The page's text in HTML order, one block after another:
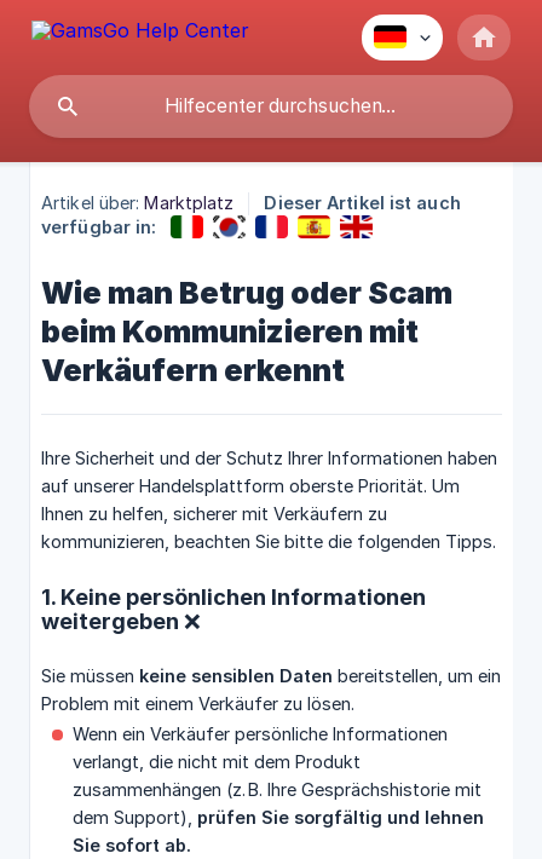
Artikel über: Marktplatz
Dieser Artikel ist auch
verfügbar in:
Wie man Betrug oder Scam
beim Kommunizieren mit
Verkäufern erkennt
Ihre Sicherheit und der Schutz Ihrer Informationen haben
auf unserer Handelsplattform oberste Priorität. Um
Ihnen zu helfen, sicherer mit Verkäufern zu
kommunizieren, beachten Sie bitte die folgenden Tipps.
1. Keine persönlichen Informationen
weitergeben ❌
Sie müssen keine sensiblen Daten bereitstellen, um ein
Problem mit einem Verkäufer zu lösen.
Wenn ein Verkäufer persönliche Informationen
verlangt, die nicht mit dem Produkt
zusammenhängen (z. B. Ihre Gesprächshistorie mit
dem Support), prüfen Sie sorgfältig und lehnen
Sie sofort ab.